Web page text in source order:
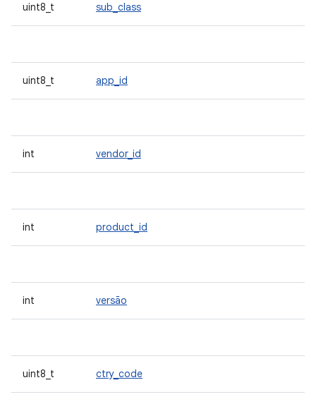
uint8_t sub_class
uint8_t app_id
int vendor_id
int product_id
int versão
uint8_t ctry_code